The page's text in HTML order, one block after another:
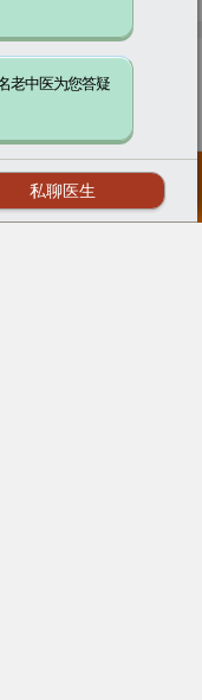
咨询预约 >
老中医为您答疑
私聊医生